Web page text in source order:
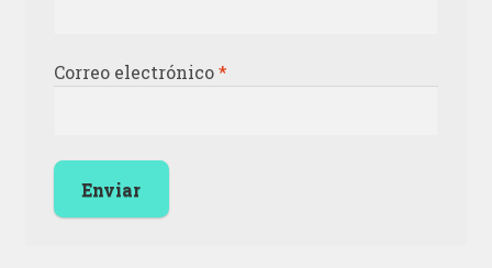
Correo electrónico*